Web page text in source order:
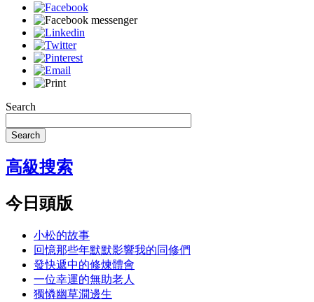
Search
Search
高級搜索
今日頭版
小松的故事
回憶那些年默默影響我的同修們
發快遞中的修煉體會
一位幸運的無助老人
獨憐幽草澗邊生